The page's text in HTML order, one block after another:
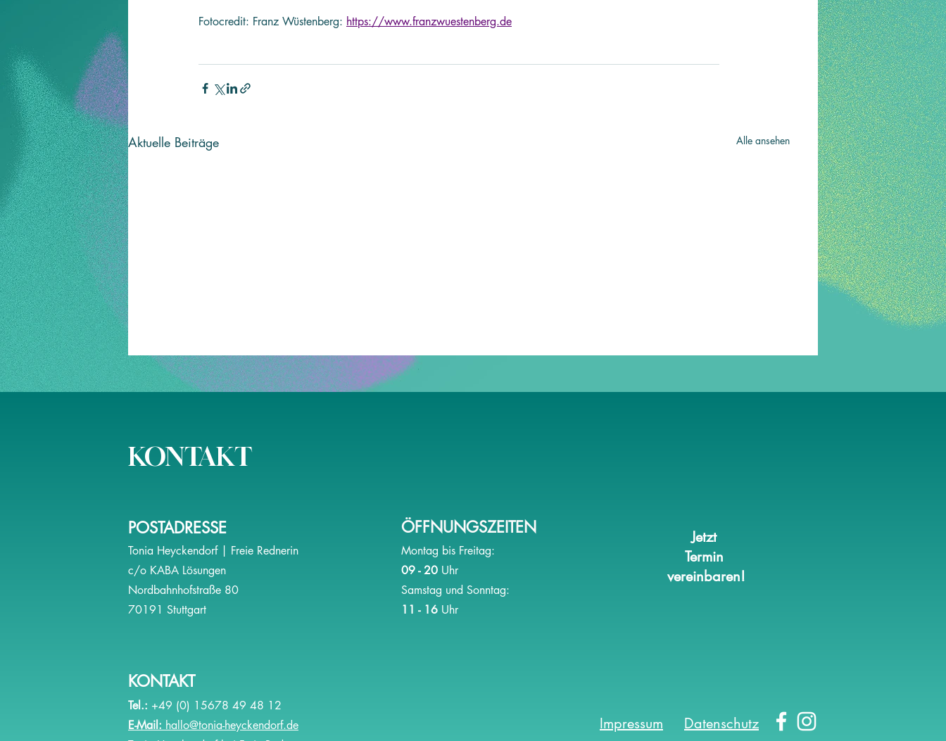
Fotocredit: Franz Wüstenberg: https://www.franzwuestenberg.de
Aktuelle Beiträge Alle ansehen
KONTAKT
POSTADRESSE
Tonia Heyckendorf | Freie Rednerin
c/o KABA Lösungen
Nordbahnhofstraße 80
70191 Stuttgart
ÖFFNUNGSZEITEN
Montag bis Freitag:
09 - 20 Uhr
Samstag und Sonntag:
11 - 16 Uhr
Jetzt
Termin
vereinbaren!
KONTAKT
Tel.: +49 (0) 15678 49 48 12
E-Mail: hallo@tonia-heyckendorf.de
Impressum Datenschutz